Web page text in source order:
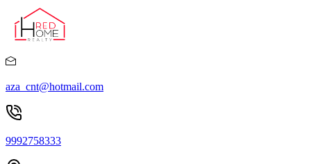
aza_cnt@hotmail.com
9992758333